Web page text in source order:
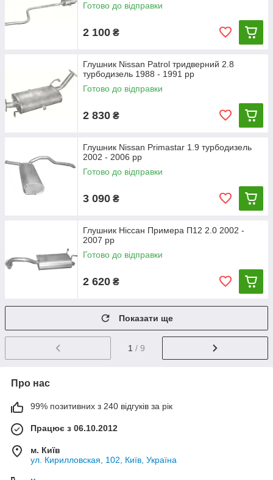
Готово до відправки
2 100 ₴
Глушник Nissan Patrol тридверний 2.8
турбодизель 1988 - 1991 рр
Готово до відправки
2 830 ₴
Глушник Nissan Primastar 1.9 турбодизель
2002 - 2006 рр
Готово до відправки
3 090 ₴
Глушник Ніссан Примера П12 2.0 2002 -
2007 рр
Готово до відправки
2 620 ₴
Показати ще
1 / 9
Про нас
99% позитивних з 240 відгуків за рік
Працює з 06.10.2012
м. Київ
ул. Кирилловская, 102, Київ, Україна